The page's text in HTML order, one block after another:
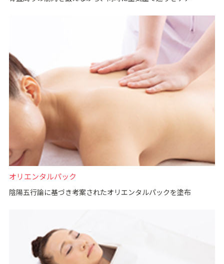
オリエンタルパック
陰陽五行論に基づき考案されたオリエンタルパックを塗布